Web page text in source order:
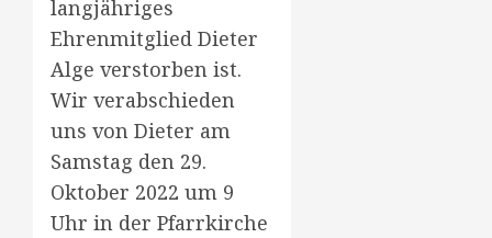
langjähriges
Ehrenmitglied Dieter
Alge verstorben ist.
Wir verabschieden
uns von Dieter am
Samstag den 29.
Oktober 2022 um 9
Uhr in der Pfarrkirche